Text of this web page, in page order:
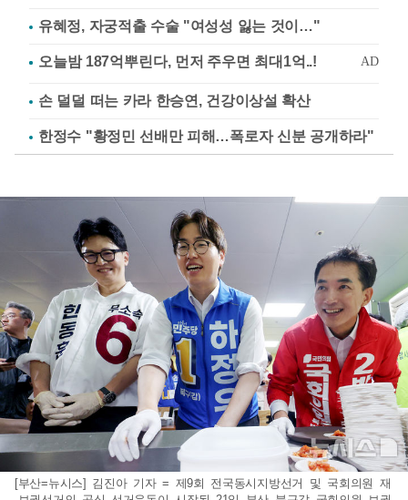
유혜정, 자궁적출 수술 "여성성 잃는 것이…"
손 덜덜 떠는 카라 한승연, 건강이상설 확산
한정수 "황정민 선배만 피해…폭로자 신분 공개하라"
[부산=뉴시스] 김진아 기자 = 제9회 전국동시지방선거 및 국회의원 재